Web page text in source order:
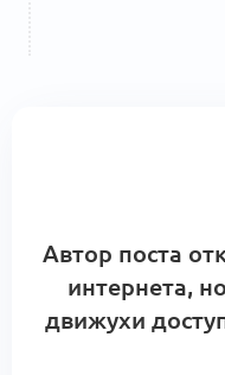
Автор поста
интернета,
движухи